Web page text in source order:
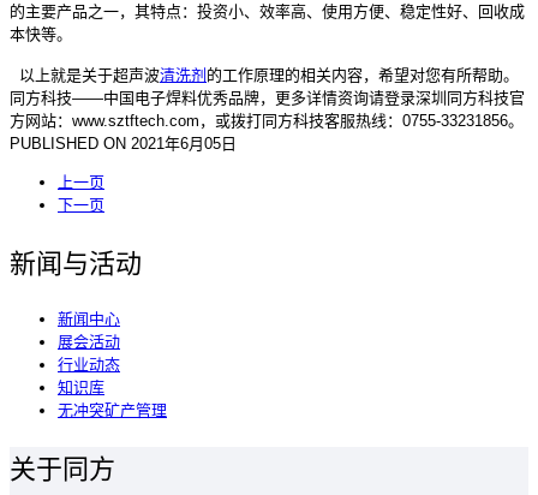
的主要产品之一，其特点：投资小、效率高、使用方便、稳定性好、回收成
本快等。
以上就是关于超声波清洗剂 的工作原理的相关内容，希望对您有所帮助。
同方科技——中国电子焊料优秀品牌，更多详情资询请登录深圳同方科技官
方网站：www.sztftech.com，或拨打同方科技客服热线：0755-33231856。
PUBLISHED ON 2021年6月05日
上一页
下一页
新闻与活动
新闻中心
展会活动
行业动态
知识库
无冲突矿产管理
关于同方